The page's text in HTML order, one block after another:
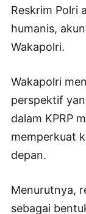
Reskrim Polri
humanis,
Wakapolri.
Wakapolri
perspektif
dalam KPRP
memperkuat
depan.
Menurutnya,
sebagai